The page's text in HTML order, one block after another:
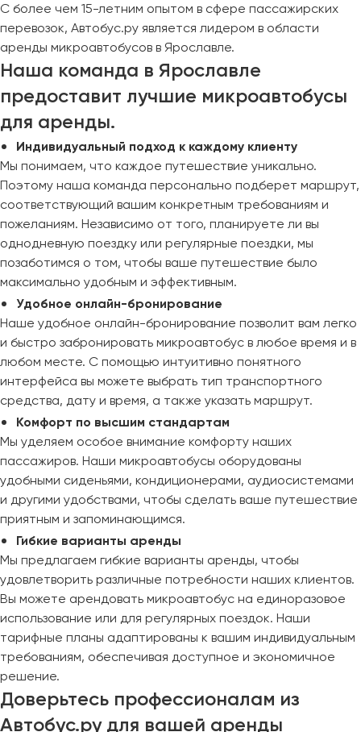
С более чем 15-летним опытом в сфере пассажирских
перевозок, Автобус.ру является лидером в области
аренды микроавтобусов в Ярославле.
Наша команда в Ярославле
предоставит лучшие микроавтобусы
для аренды.
Индивидуальный подход к каждому клиенту
Мы понимаем, что каждое путешествие уникально.
Поэтому наша команда персонально подберет маршрут,
соответствующий вашим конкретным требованиям и
пожеланиям. Независимо от того, планируете ли вы
однодневную поездку или регулярные поездки, мы
позаботимся о том, чтобы ваше путешествие было
максимально удобным и эффективным.
Удобное онлайн-бронирование
Наше удобное онлайн-бронирование позволит вам легко
и быстро забронировать микроавтобус в любое время и в
любом месте. С помощью интуитивно понятного
интерфейса вы можете выбрать тип транспортного
средства, дату и время, а также указать маршрут.
Комфорт по высшим стандартам
Мы уделяем особое внимание комфорту наших
пассажиров. Наши микроавтобусы оборудованы
удобными сиденьями, кондиционерами, аудиосистемами
и другими удобствами, чтобы сделать ваше путешествие
приятным и запоминающимся.
Гибкие варианты аренды
Мы предлагаем гибкие варианты аренды, чтобы
удовлетворить различные потребности наших клиентов.
Вы можете арендовать микроавтобус на единоразовое
использование или для регулярных поездок. Наши
тарифные планы адаптированы к вашим индивидуальным
требованиям, обеспечивая доступное и экономичное
решение.
Доверьтесь профессионалам из
Автобус.ру для вашей аренды